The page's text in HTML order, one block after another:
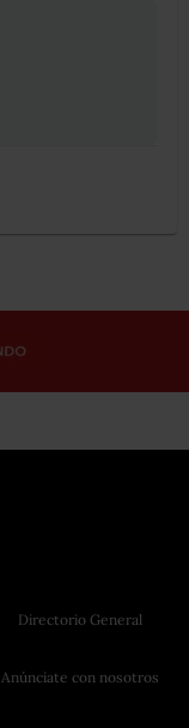
Directorio General
Anúnciate con nosotros